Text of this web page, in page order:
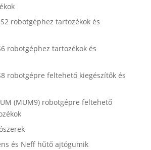
robotgéphez tartozékok és
robotgéphez tartozékok és
robotgépre feltehető kiegészítők és
(MUM9) robotgépre feltehető
és Neff hűtő ajtógumik